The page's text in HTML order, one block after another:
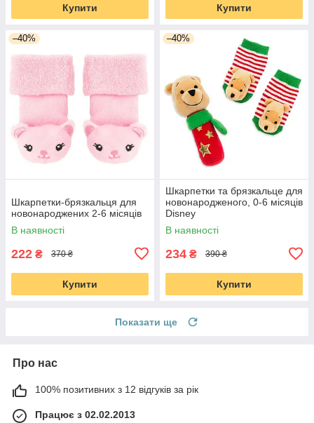
Купити Купити
–40%
Шкарпетки-брязкальця для
новонароджених 2-6 місяців
В наявності
222 ₴ 370 ₴
Купити
–40%
Шкарпетки та брязкальце для
новонародженого, 0-6 місяців
Disney
В наявності
234 ₴ 390 ₴
Купити
Показати ще
Про нас
100% позитивних з 12 відгуків за рік
Працює з 02.02.2013